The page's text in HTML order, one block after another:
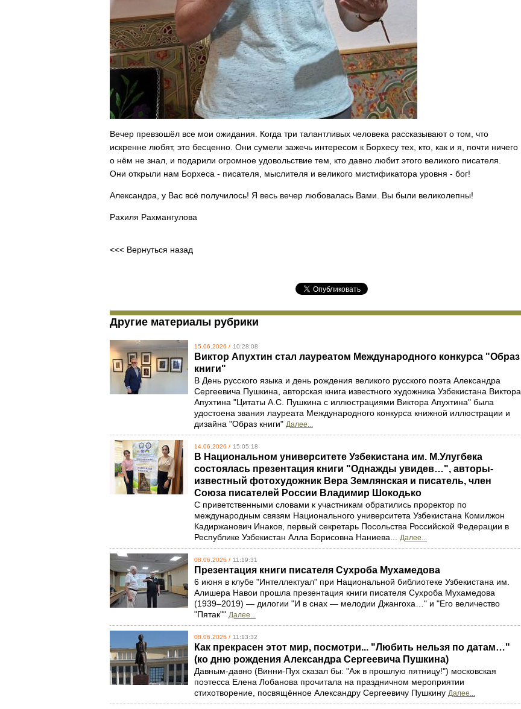
Вечер превзошёл все мои ожидания. Когда три талантливых человека рассказывают о том, что
искренне любят, это бесценно. Они сумели зажечь интересом к Борхесу тех, кто, как и я, почти ничего
о нём не знал, и подарили огромное удовольствие тем, кто давно любит этого великого писателя.
Они открыли нам Борхеса - писателя, мыслителя и великого мистификатора уровня - бог!
Александра, у Вас всё получилось! Я весь вечер любовалась Вами. Вы были великолепны!
Рахиля Рахмангулова
<<< Вернуться назад
Другие материалы рубрики
15.06.2026 / 10:28:08
Виктор Апухтин стал лауреатом Международного конкурса "Образ
книги"
В День русского языка и день рождения великого русского поэта Александра
Сергеевича Пушкина, авторская книга известного художника Узбекистана Виктора
Апухтина "Цитаты А.С. Пушкина с иллюстрациями Виктора Апухтина" была
удостоена звания лауреата Международного конкурса книжной иллюстрации и
дизайна "Образ книги" Далее...
14.06.2026 / 15:05:18
В Национальном университете Узбекистана им. М.Улугбека
состоялась презентация книги "Однажды увидев…", авторы-
известный фотохудожник Вера Землянская и писатель, член
Союза писателей России Владимир Шокодько
С приветственными словами к участникам обратились проректор по
международным связям Национального университета Узбекистана Комилжон
Кадиржанович Инаков, первый секретарь Посольства Российской Федерации в
Республике Узбекистан Алла Борисовна Наниева... Далее...
08.06.2026 / 11:19:31
Презентация книги писателя Сухроба Мухамедова
6 июня в клубе "Интеллектуал" при Национальной библиотеке Узбекистана им.
Алишера Навои прошла презентация книги писателя Сухроба Мухамедова
(1939–2019) — дилогии "И в снах — мелодии Джангоха…" и "Его величество
"Пятак"" Далее...
08.06.2026 / 11:13:32
Как прекрасен этот мир, посмотри... "Любить нельзя по датам…"
(ко дню рождения Александра Сергеевича Пушкина)
Давным-давно (Винни-Пух сказал бы: "Аж в прошлую пятницу!") московская
поэтесса Елена Лобанова прочитала на праздничном мероприятии
стихотворение, посвящённое Александру Сергеевичу Пушкину Далее...